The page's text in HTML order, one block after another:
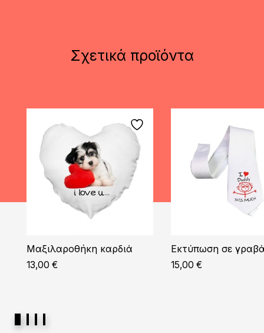
Σχετικά προϊόντα
Μαξιλαροθήκη καρδιά
13,00 €
Εκτύπωση σε
15,00 €